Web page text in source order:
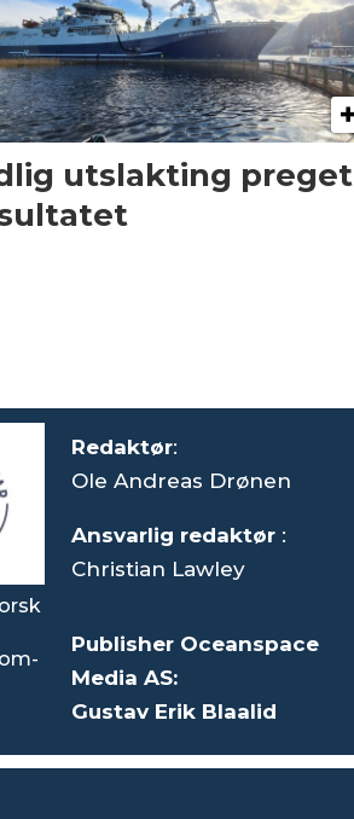
utslakting preget
Redaktør:
Ole Andreas Drønen
Ansvarlig redaktør :
Christian Lawley
Publisher Oceanspace
Media AS:
Gustav Erik Blaalid